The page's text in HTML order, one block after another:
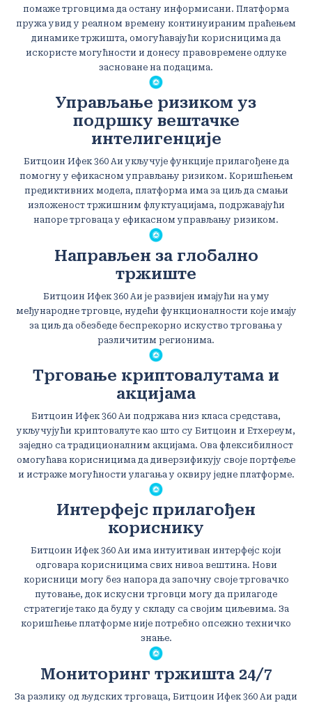
помаже трговцима да остану информисани. Платформа
пружа увид у реалном времену континуираним праћењем
динамике тржишта, омогућавајући корисницима да
искористе могућности и донесу правовремене одлуке
засноване на подацима.
Управљање ризиком уз
подршку вештачке
интелигенције
Битцоин Ифек 360 Аи укључује функције прилагођене да
помогну у ефикасном управљању ризиком. Коришћењем
предиктивних модела, платформа има за циљ да смањи
изложеност тржишним флуктуацијама, подржавајући
напоре трговаца у ефикасном управљању ризиком.
Направљен за глобално
тржиште
Битцоин Ифек 360 Аи је развијен имајући на уму
међународне трговце, нудећи функционалности које имају
за циљ да обезбеде беспрекорно искуство трговања у
различитим регионима.
Трговање криптовалутама и
акцијама
Битцоин Ифек 360 Аи подржава низ класа средстава,
укључујући криптовалуте као што су Битцоин и Етхереум,
заједно са традиционалним акцијама. Ова флексибилност
омогућава корисницима да диверзификују своје портфеље
и истраже могућности улагања у оквиру једне платформе.
Интерфејс прилагођен
кориснику
Битцоин Ифек 360 Аи има интуитиван интерфејс који
одговара корисницима свих нивоа вештина. Нови
корисници могу без напора да започну своје трговачко
путовање, док искусни трговци могу да прилагоде
стратегије тако да буду у складу са својим циљевима. За
коришћење платформе није потребно опсежно техничко
знање.
Мониторинг тржишта 24/7
За разлику од људских трговаца, Битцоин Ифек 360 Аи ради